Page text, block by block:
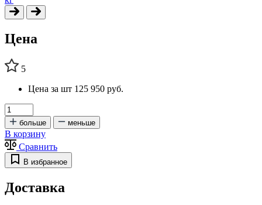
Цена
5
Цена за шт 125 950 руб.
больше меньше
В корзину
Сравнить
В избранное
Доставка